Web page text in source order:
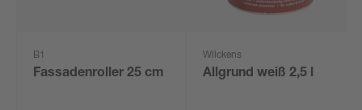
B1
Fassadenroller 25 cm
Wilckens
Allgrund weiß 2,5 l